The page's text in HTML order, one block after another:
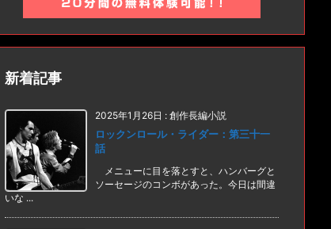
新着記事
2025年1月26日 : 創作長編小説
ロックンロール・ライダー：第三十一
話
メニューに目を落とすと、ハンバーグと
ソーセージのコンボがあった。今日は間違
いな ...